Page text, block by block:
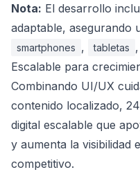
Nota: El desarrollo
adaptable, asegurando
smartphones , tabletas
Escalable para
Combinando UI/UX
contenido localizado,
digital escalable que
y aumenta la visibilidad
competitivo.